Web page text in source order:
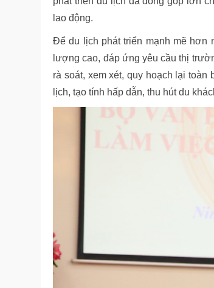
lao động.
Để du lịch phát triển mạnh mẽ hơn
lượng cao, đáp ứng yêu cầu thị
rà soát, xem xét, quy hoạch lại
lịch, tạo tính hấp dẫn, thu hút du